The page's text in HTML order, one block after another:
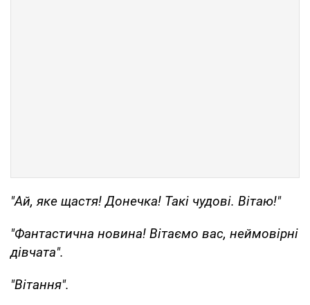
"Ай, яке щастя! Донечка! Такі чудові. Вітаю!"
"Фантастична новина! Вітаємо вас, неймовірні
дівчата".
"Вітання".